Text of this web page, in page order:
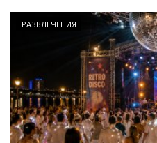
РАЗВЛЕЧЕНИЯ